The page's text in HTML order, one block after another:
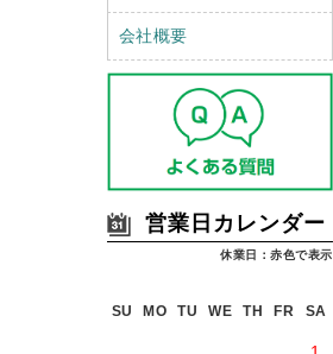
会社概要
営業日カレンダー
休業日：赤色で表示
SU MO TU WE TH FR SA